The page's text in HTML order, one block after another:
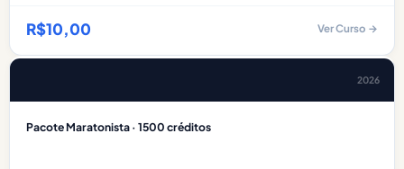
R$10,00 Ver Curso →
2026
Pacote Maratonista · 1500 créditos